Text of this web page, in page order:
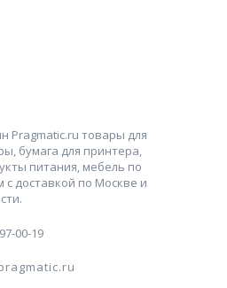
Pragmatic.ru товары для
бумага для принтера,
питания, мебель по
доставкой по Москве и
00-19